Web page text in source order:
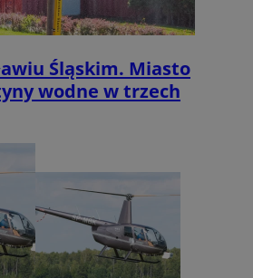
Śląskim. Miasto
wodne w trzech